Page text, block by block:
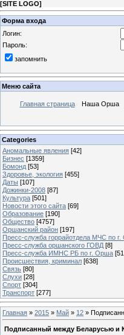
[SITE LOGO]
Форма входа
Логин:
Пароль:
запомнить
Меню сайта
Главная страница Наша Орша
Categories
Аномальные явления [42]
Бизнес [1359]
Бомонд [53]
Здоровье, экология [455]
Даты [107]
Дожинки-2008 [87]
Культура [501]
Новости этого сайта [69]
Образование [190]
Общество [4757]
Оршанский район [197]
Пресс-служба горрайотдела МЧС по
Пресс-служба оршанского ГОВД [8]
Пресс-служба ИМНС РБ по г. Орша
Проиcшествия, криминал [638]
Связь [80]
Слухи [28]
Спорт [304]
Транспорт [277]
Главная » 2015 » Май » 12 »
Подписанный между Беларусью и